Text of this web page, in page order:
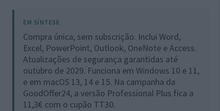
EM SÍNTESE
Compra única, sem subscrição. Inclui Word,
Excel, PowerPoint, Outlook, OneNote e Access.
Atualizações de segurança garantidas até
outubro de 2029. Funciona em Windows 10 e 11,
e em macOS 13, 14 e 15. Na campanha da
GoodOffer24, a versão Professional Plus fica a
11,3€ com o cupão TT30.